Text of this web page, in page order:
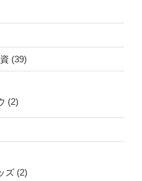
(39)
(2)
ズ (2)